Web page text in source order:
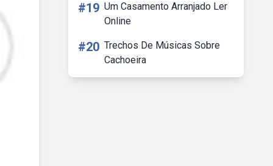
#19 Um Casamento Arranjado Ler
Online
#20 Trechos De Músicas Sobre
Cachoeira